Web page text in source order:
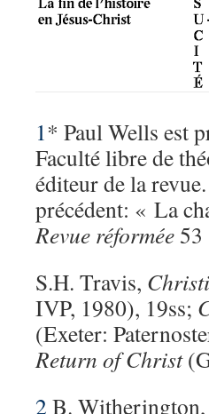
1* Paul Wells est
Faculté libre de
éditeur de la
précédent: « La
Revue réformée
S.H. Travis,
IVP, 1980), 19ss;
(Exeter:
Return of Christ
2 B. Witherington,